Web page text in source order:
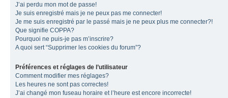
J’ai perdu mon mot de passe!
Je suis enregistré mais je ne peux pas me connecter!
Je me suis enregistré par le passé mais je ne peux plus me connecter?!
Que signifie COPPA?
Pourquoi ne puis-je pas m’inscrire?
A quoi sert “Supprimer les cookies du forum”?
Préférences et réglages de l’utilisateur
Comment modifier mes réglages?
Les heures ne sont pas correctes!
J’ai changé mon fuseau horaire et l’heure est encore incorrecte!